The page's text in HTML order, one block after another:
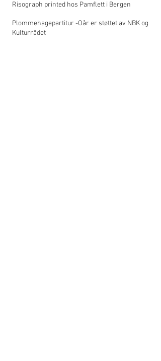
Risograph printed hos Pamflett i Bergen
Plommehagepartitur -Oår er støttet av NBK og
Kulturrådet